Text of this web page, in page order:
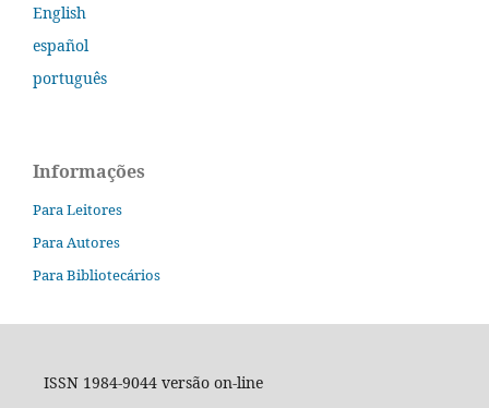
English
español
português
Informações
Para Leitores
Para Autores
Para Bibliotecários
ISSN 1984-9044 versão on-line